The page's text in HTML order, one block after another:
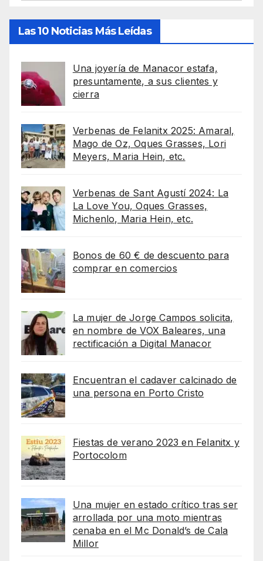
Las 10 Noticias Más Leídas
Una joyería de Manacor estafa,
presuntamente, a sus clientes y
cierra
Verbenas de Felanitx 2025: Amaral,
Mago de Oz, Oques Grasses, Lori
Meyers, Maria Hein, etc.
Verbenas de Sant Agustí 2024: La
La Love You, Oques Grasses,
Michenlo, Maria Hein, etc.
Bonos de 60 € de descuento para
comprar en comercios
La mujer de Jorge Campos solicita,
en nombre de VOX Baleares, una
rectificación a Digital Manacor
Encuentran el cadaver calcinado de
una persona en Porto Cristo
Fiestas de verano 2023 en Felanitx y
Portocolom
Una mujer en estado crítico tras ser
arrollada por una moto mientras
cenaba en el Mc Donald’s de Cala
Millor